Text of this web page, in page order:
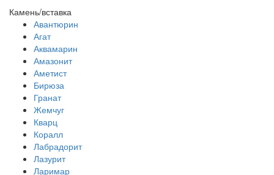
Камень/вставка
Авантюрин
Агат
Аквамарин
Амазонит
Аметист
Бирюза
Гранат
Жемчуг
Кварц
Коралл
Лабрадорит
Лазурит
Ларимар